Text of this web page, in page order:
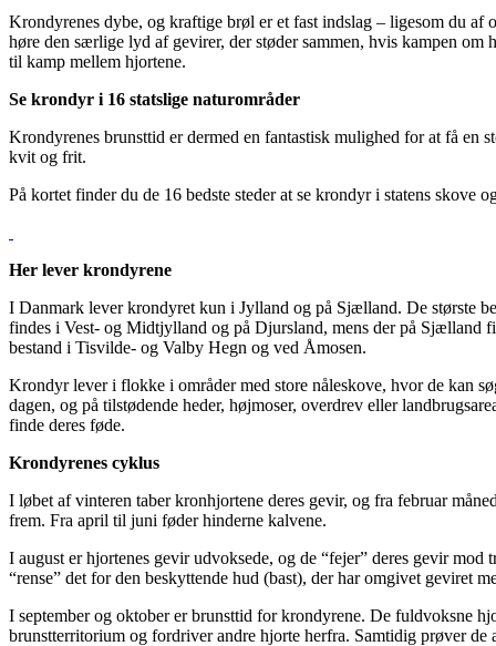
Krondyrenes dybe, og kraftige brøl er et fast indslag – ligesom du af
høre den særlige lyd af gevirer, der støder sammen, hvis kampen om
til kamp mellem hjortene.
Se krondyr i 16 statslige naturområder
Krondyrenes brunsttid er dermed en fantastisk mulighed for at få en
kvit og frit.
På kortet finder du de 16 bedste steder at se krondyr i statens skove
Her lever krondyrene
I Danmark lever krondyret kun i Jylland og på Sjælland. De største
findes i Vest- og Midtjylland og på Djursland, mens der på Sjælland
bestand i Tisvilde- og Valby Hegn og ved Åmosen.
Krondyr lever i flokke i områder med store nåleskove, hvor de kan
dagen, og på tilstødende heder, højmoser, overdrev eller
finde deres føde.
Krondyrenes cyklus
I løbet af vinteren taberkronhjortene deres gevir, og fra februar
frem. Fra april til juni føder hinderne kalvene.
I august er hjortenes gevir udvoksede, og de “fejer” deres gevir mod
“rense” det for den beskyttende hud (bast), der har omgivet geviret
I september og oktober er brunsttid for krondyrene. De fuldvoksne
brunstterritorium og fordriver andre hjorte herfra. Samtidig prøver de